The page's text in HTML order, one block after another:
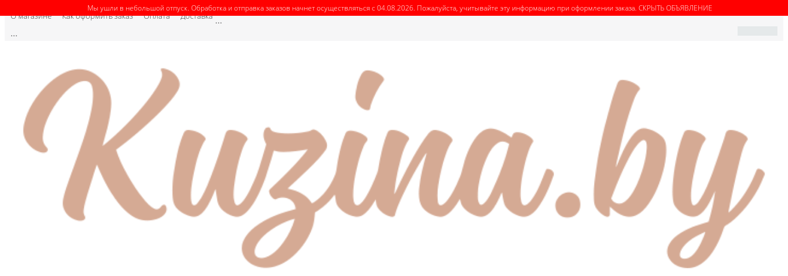
О магазине Как оформить заказ Оплата Доставка ...
...
Мы ушли в небольшой отпуск. Обработка и отправка заказов начнет осуществляться с 04.08.2026. Пожалуйста, учитывайте эту информацию при оформлении заказа. СКРЫТЬ ОБЪЯВЛЕНИЕ